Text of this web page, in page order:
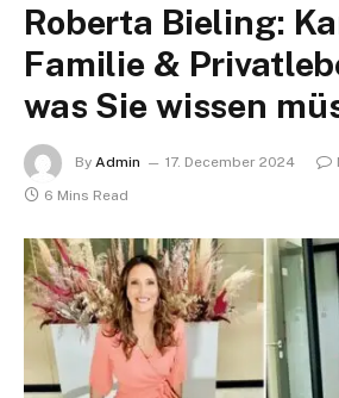
Roberta Bieling:
Familie &
was Sie wissen
By Admin 17. December 2024
6 Mins Read